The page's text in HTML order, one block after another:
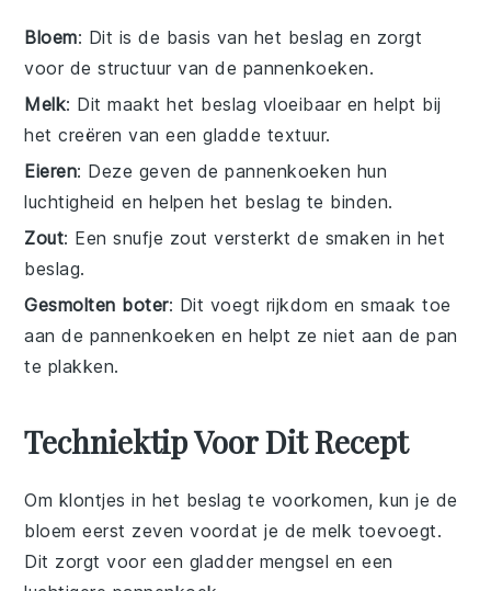
Bloem: Dit is de basis van het beslag en zorgt
voor de structuur van de pannenkoeken.
Melk: Dit maakt het beslag vloeibaar en helpt bij
het creëren van een gladde textuur.
Eieren: Deze geven de pannenkoeken hun
luchtigheid en helpen het beslag te binden.
Zout: Een snufje zout versterkt de smaken in het
beslag.
Gesmolten boter: Dit voegt rijkdom en smaak toe
aan de pannenkoeken en helpt ze niet aan de pan
te plakken.
Techniektip Voor Dit Recept
Om klontjes in het beslag te voorkomen, kun je de
bloem eerst zeven voordat je demelk toevoegt.
Dit zorgt voor een gladder mengsel en een